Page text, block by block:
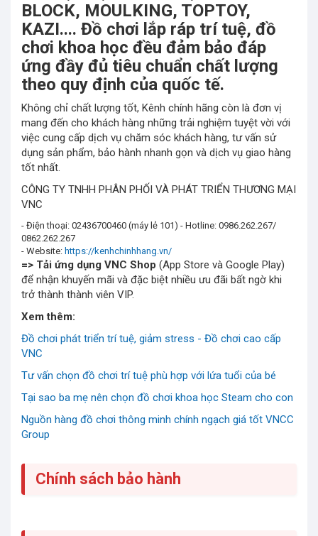
BLOCK, MOULKING, TOPTOY,
KAZI.... Đồ chơi lắp ráp trí tuệ, đồ
chơi khoa học đều đảm bảo đáp
ứng đầy đủ tiêu chuẩn chất lượng
theo quy định của quốc tế.
Không chỉ chất lượng tốt, Kênh chính hãng còn là đơn vị
mang đến cho khách hàng những trải nghiệm tuyệt vời với
việc cung cấp dịch vụ chăm sóc khách hàng, tư vấn sử
dụng sản phẩm, bảo hành nhanh gọn và dịch vụ giao hàng
tốt nhất.
CÔNG TY TNHH PHÂN PHỐI VÀ PHÁT TRIỂN THƯƠNG MẠI
VNC
- Điện thoại: 02436700460 (máy lẻ 101) - Hotline: 0986.262.267/
0862.262.267
- Website: https://kenhchinhhang.vn/
=> Tải ứng dụng VNC Shop (App Store và Google Play)
để nhận khuyến mãi và đặc biệt nhiều ưu đãi bất ngờ khi
trở thành thành viên VIP.
Xem thêm:
Đồ chơi phát triển trí tuệ, giảm stress - Đồ chơi cao cấp
VNC
Tư vấn chọn đồ chơi trí tuệ phù hợp với lứa tuổi của bé
Tại sao ba mẹ nên chọn đồ chơi khoa học Steam cho con
Nguồn hàng đồ chơi thông minh chính ngạch giá tốt VNCC
Group
Chính sách bảo hành